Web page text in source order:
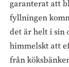
garanterat att
fyllningen
det är helt i sin
himmelskt att
från